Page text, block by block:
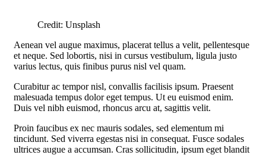
Credit: Unsplash
Aenean vel augue maximus, placerat tellus a velit, pellentesque
et neque. Sed lobortis, nisi in cursus vestibulum, ligula justo
varius lectus, quis finibus purus nisl vel quam.
Curabitur ac tempor nisl, convallis facilisis ipsum. Praesent
malesuada tempus dolor eget tempus. Ut eu euismod enim.
Duis vel nibh euismod, rhoncus arcu at, sagittis velit.
Proin faucibus ex nec mauris sodales, sed elementum mi
tincidunt. Sed viverra egestas nisi in consequat. Fusce sodales
ultrices augue a accumsan. Cras sollicitudin, ipsum eget blandit